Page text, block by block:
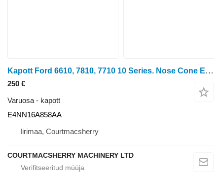
Kapott Ford 6610, 7810, 7710 10 Series. Nose Cone E4nn16a858ab, E4nn16a858ab E4NN16A858AA tüübi jaoks ratastraktori 6610
250 €
Varuosa - kapott
E4NN16A858AA
Iirimaa, Courtmacsherry
COURTMACSHERRY MACHINERY LTD